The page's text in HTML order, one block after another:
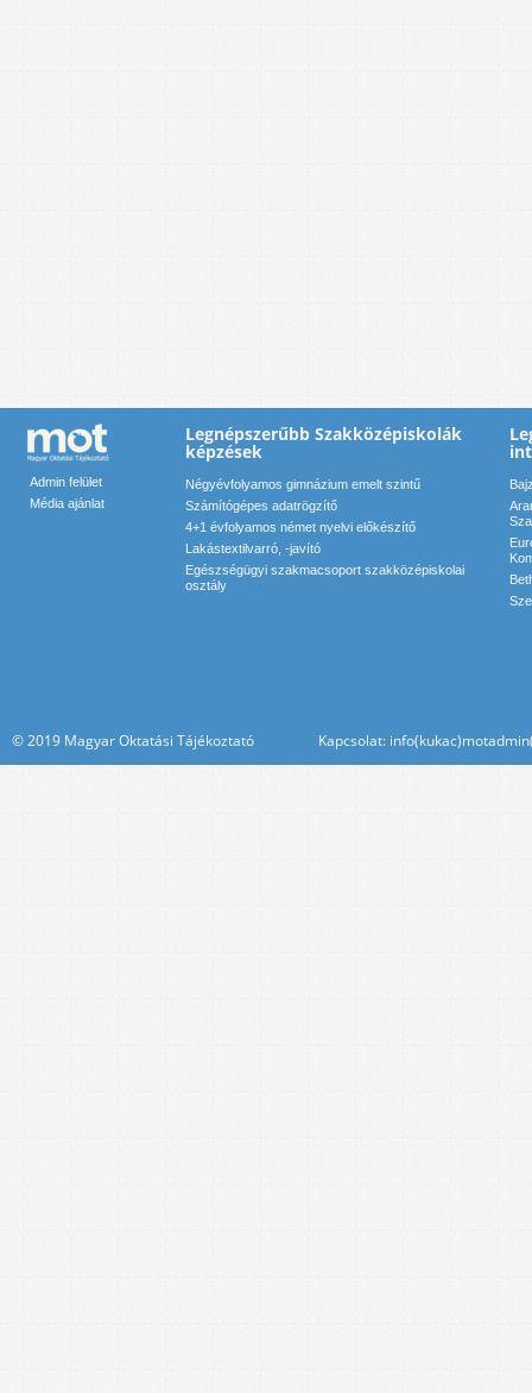
Admin felület
Média ajánlat
Legnépszerűbb Szakközépiskolák
képzések
Négyévfolyamos gimnázium emelt szintű
Számítógépes adatrögzítő
4+1 évfolyamos német nyelvi előkészítő
Lakástextilvarró, -javító
Egészségügyi szakmacsoport szakközépiskolai
osztály
© 2019 Magyar Oktatási Tájékoztató Kapcsolat: